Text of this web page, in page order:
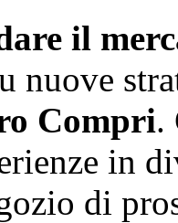
il
nuove
Compri.
in
di